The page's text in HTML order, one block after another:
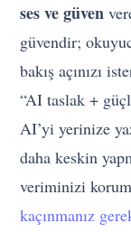
ses ve güven
güvendir;
bakış açınızı
“AI taslak +
AI’yi yerinize
daha keskin
veriminizi
kaçınmanız